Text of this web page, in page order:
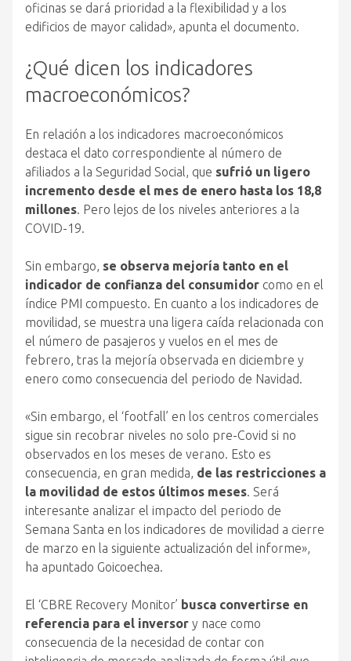
oficinas se dará prioridad a la flexibilidad y a los
edificios de mayor calidad», apunta el documento.
¿Qué dicen los indicadores
macroeconómicos?
En relación a los indicadores macroeconómicos
destaca el dato correspondiente al número de
afiliados a la Seguridad Social, que sufrió un ligero
incremento desde el mes de enero hasta los 18,8
millones. Pero lejos de los niveles anteriores a la
COVID-19.
Sin embargo, se observa mejoría tanto en el
indicador de confianza del consumidor como en el
índice PMI compuesto. En cuanto a los indicadores de
movilidad, se muestra una ligera caída relacionada con
el número de pasajeros y vuelos en el mes de
febrero, tras la mejoría observada en diciembre y
enero como consecuencia del periodo de Navidad.
«Sin embargo, el ‘footfall’ en los centros comerciales
sigue sin recobrar niveles no solo pre-Covid si no
observados en los meses de verano. Esto es
consecuencia, en gran medida, de las restricciones a
la movilidad de estos últimos meses. Será
interesante analizar el impacto del periodo de
Semana Santa en los indicadores de movilidad a cierre
de marzo en la siguiente actualización del informe»,
ha apuntado Goicoechea.
El ‘CBRE Recovery Monitor’ busca convertirse en
referencia para el inversor y nace como
consecuencia de la necesidad de contar con